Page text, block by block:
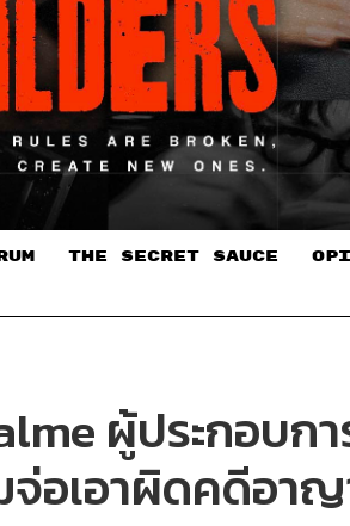
THE SECRET SAUCE​
ผู้ประกอบก
จ่อเอาผิดคดีอา